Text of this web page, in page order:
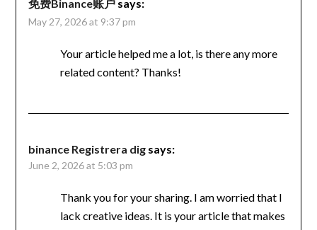
免费Binance账户 says:
May 27, 2026 at 9:37 pm
Your article helped me a lot, is there any more
related content? Thanks!
binance Registrera dig says:
June 2, 2026 at 5:03 pm
Thank you for your sharing. I am worried that I
lack creative ideas. It is your article that makes